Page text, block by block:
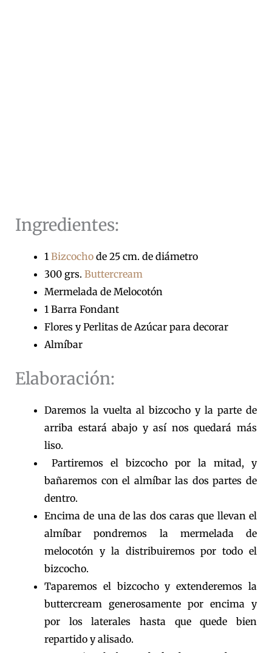
Ingredientes:
1 Bizcocho de 25 cm. de diámetro
300 grs. Buttercream
Mermelada de Melocotón
1 Barra Fondant
Flores y Perlitas de Azúcar para decorar
Almíbar
Elaboración:
Daremos la vuelta al bizcocho y la parte de
arriba estará abajo y así nos quedará más
liso.
Partiremos el bizcocho por la mitad, y
bañaremos con el almíbar las dos partes de
dentro.
Encima de una de las dos caras que llevan el
almíbar pondremos la mermelada de
melocotón y la distribuiremos por todo el
bizcocho.
Taparemos el bizcocho y extenderemos la
buttercream generosamente por encima y
por los laterales hasta que quede bien
repartido y alisado.